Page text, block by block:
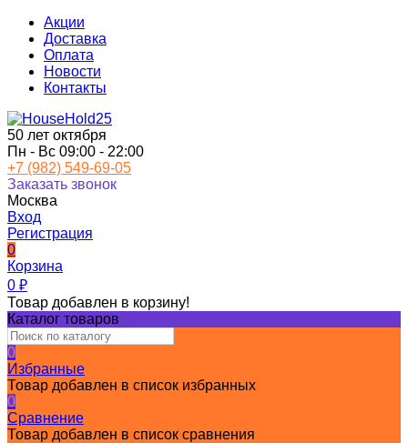
Акции
Доставка
Оплата
Новости
Контакты
50 лет октября
Пн - Вс 09:00 - 22:00
+7 (982) 549-69-05
Заказать звонок
Москва
Вход
Регистрация
0
Корзина
0 ₽
Товар добавлен в корзину!
Каталог товаров
0
Избранные
Товар добавлен в список избранных
0
Сравнение
Товар добавлен в список сравнения